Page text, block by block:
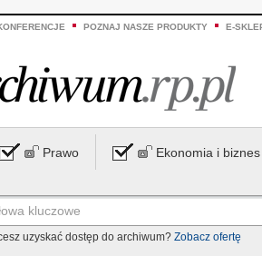
POZNAJ NASZE PRODUKTY E-
Prawo Ekonomia i biznes
uzyskać dostęp do archiwum? Zobacz ofertę